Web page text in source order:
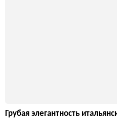
Грубая элегантность